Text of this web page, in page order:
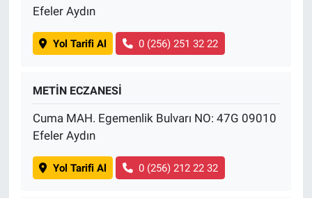
Efeler Aydın
Yol Tarifi Al 0 (256) 251 32 22
METİN ECZANESİ
Cuma MAH. Egemenlik Bulvarı NO: 47G 09010
Efeler Aydın
Yol Tarifi Al 0 (256) 212 22 32